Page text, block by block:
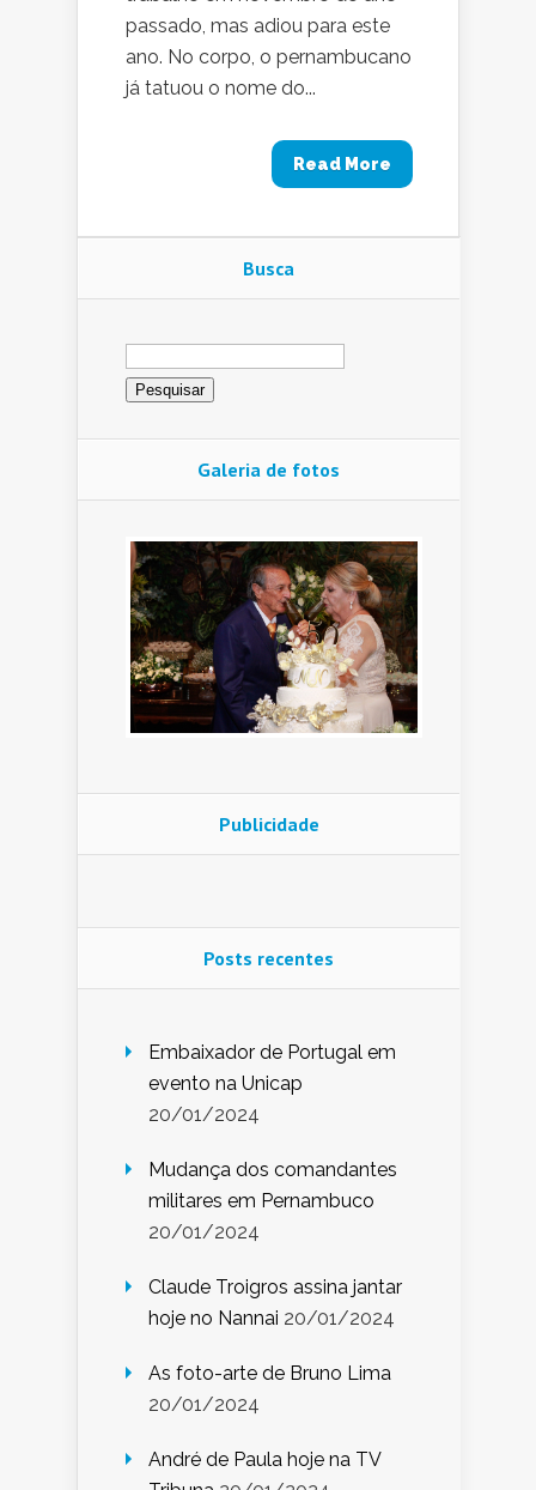
passado, mas adiou para este
ano. No corpo, o pernambucano
já tatuou o nome do...
Read More
Busca
Pesquisar
por:
Galeria de fotos
Publicidade
Posts recentes
Embaixador de Portugal em
evento na Unicap
20/01/2024
Mudança dos comandantes
militares em Pernambuco
20/01/2024
Claude Troigros assina jantar
hoje no Nannai 20/01/2024
As foto-arte de Bruno Lima
20/01/2024
André de Paula hoje na TV